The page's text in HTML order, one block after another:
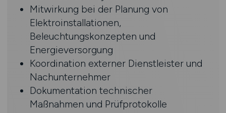
Mitwirkung bei der Planung von
Elektroinstallationen,
Beleuchtungskonzepten und
Energieversorgung
Koordination externer Dienstleister und
Nachunternehmer
Dokumentation technischer
Maßnahmen und Prüfprotokolle